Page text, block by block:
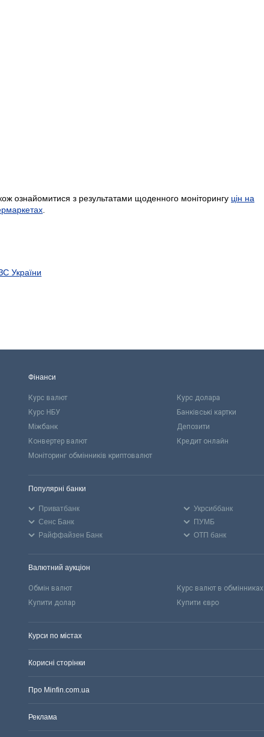
ознайомитися з результатами щоденного моніторингу цін на
України
Фінанси
Курс валют Курс долара
Курс НБУ
Банківські картки
Міжбанк
Депозити
Конвертер валют
Кредит онлайн
Моніторинг обмінників криптовалют
Популярні банки
Приватбанк Укрсиббанк
Сенс Банк
ПУМБ
Райффайзен Банк
ОТП банк
Валютний аукціон
Обмін валют Курс валют в обмінниках
Купити долар
Купити євро
Курси по містах
Корисні сторінки
Про Minfin.com.ua
Реклама